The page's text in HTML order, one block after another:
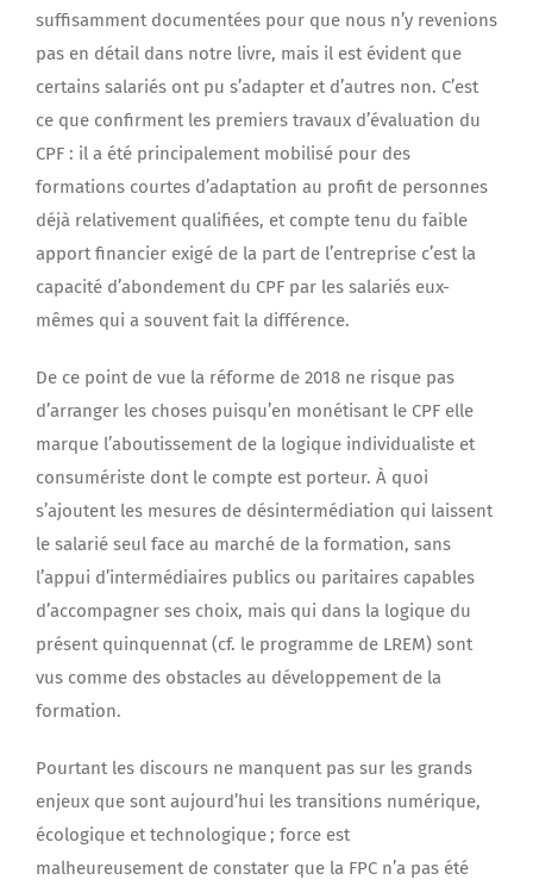
suffisamment documentées pour que nous n’y revenions
pas en détail dans notre livre, mais il est évident que
certains salariés ont pu s’adapter et d’autres non. C’est
ce que confirment les premiers travaux d’évaluation du
CPF : il a été principalement mobilisé pour des
formations courtes d’adaptation au profit de personnes
déjà relativement qualifiées, et compte tenu du faible
apport financier exigé de la part de l’entreprise c’est la
capacité d’abondement du CPF par les salariés eux-
mêmes qui a souvent fait la différence.
De ce point de vue la réforme de 2018 ne risque pas
d’arranger les choses puisqu’en monétisant le CPF elle
marque l’aboutissement de la logique individualiste et
consumériste dont le compte est porteur. À quoi
s’ajoutent les mesures de désintermédiation qui laissent
le salarié seul face au marché de la formation, sans
l’appui d’intermédiaires publics ou paritaires capables
d’accompagner ses choix, mais qui dans la logique du
présent quinquennat (cf. le programme de LREM) sont
vus comme des obstacles au développement de la
formation.
Pourtant les discours ne manquent pas sur les grands
enjeux que sont aujourd’hui les transitions numérique,
écologique et technologique ; force est
malheureusement de constater que la FPC n’a pas été